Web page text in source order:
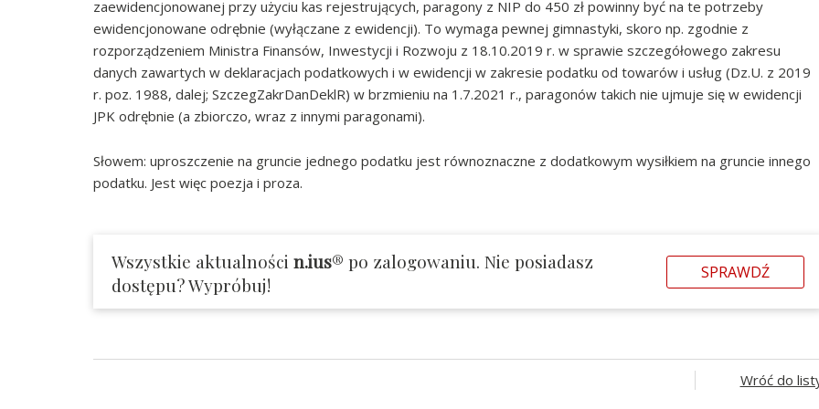
zaewidencjonowanej przy użyciu kas rejestrujących, paragony z NIP do 450 zł powinny być na te potrzeby
ewidencjonowane odrębnie (wyłączane z ewidencji). To wymaga pewnej gimnastyki, skoro np. zgodnie z
rozporządzeniem Ministra Finansów, Inwestycji i Rozwoju z 18.10.2019 r. w sprawie szczegółowego zakresu
danych zawartych w deklaracjach podatkowych i w ewidencji w zakresie podatku od towarów i usług (Dz.U. z 2019
r. poz. 1988, dalej; SzczegZakrDanDeklR) w brzmieniu na 1.7.2021 r., paragonów takich nie ujmuje się w ewidencji
JPK odrębnie (a zbiorczo, wraz z innymi paragonami).
Słowem: uproszczenie na gruncie jednego podatku jest równoznaczne z dodatkowym wysiłkiem na gruncie innego
podatku. Jest więc poezja i proza.
Wszystkie aktualności n.ius® po zalogowaniu. Nie posiadasz
dostępu? Wypróbuj!
SPRAWDŹ
Wróć do